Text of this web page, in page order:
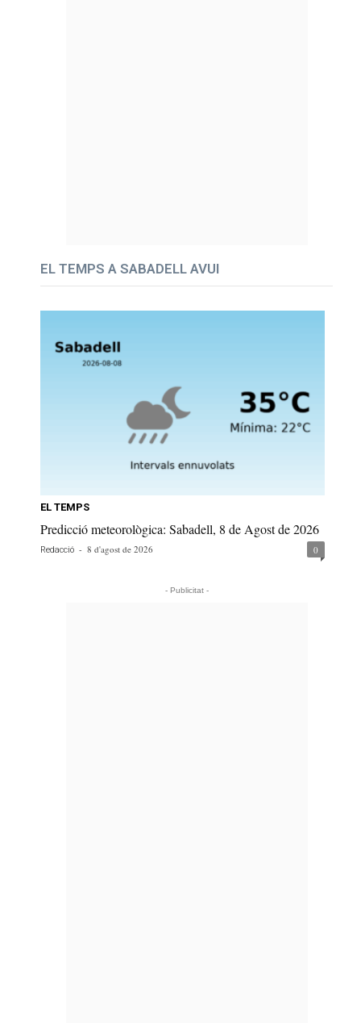
EL TEMPS A SABADELL AVUI
EL TEMPS
Predicció meteorològica: Sabadell, 8 de Agost de 2026
Redacció - 8 d'agost de 2026 0
- Publicitat -